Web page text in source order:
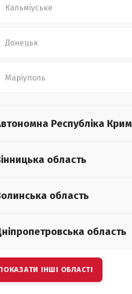
Кальміуське
Донецьк
Маріуполь
Республіка Крим
область
область
область
ІНШІ ОБЛАСТІ